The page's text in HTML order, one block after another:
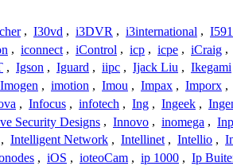
, I30vd , i3DVR , i3international ,
, iconnect , iControl , icp , icpe , iCraig ,
, Igson , Iguard , iipc , Ijack Liu , Ikegami
Imogen , imotion , Imou , Impax , Imporx ,
, Infocus , infotech , Ing , Ingeek ,
Security Designs , Innovo , inomega ,
, Intelligent Network , Intellinet , Intellio ,
, iOS , ioteoCam , ip 1000 , Ip